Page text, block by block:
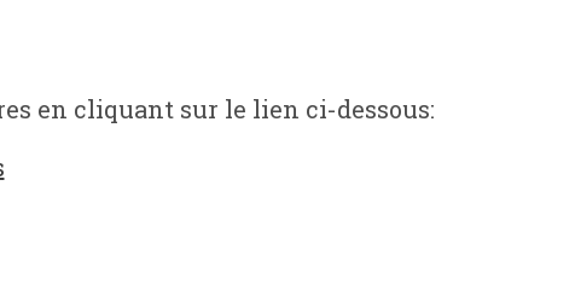
en cliquant sur le lien ci-dessous: